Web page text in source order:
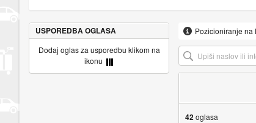
Pozicioniranje na
42oglasa
USPOREDBA OGLASA
Dodaj oglas za usporedbu klikom na
ikonu